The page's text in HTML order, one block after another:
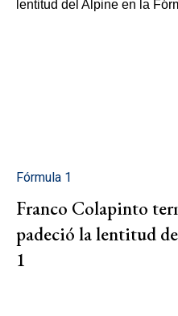
Fórmula 1
Franco Colapinto
padeció la lentitud
1